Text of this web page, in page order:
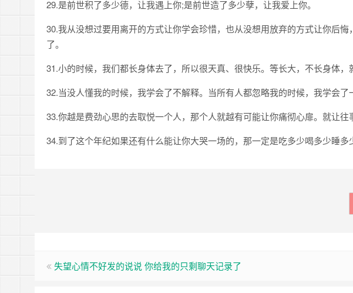
29.是前世积了多少德，让我遇上你;是前世造了多少孽，让我爱上你。
30.我从没想过要用离开的方式让你学会珍惜，也从没想用放弃的方式让你后
了。
31.小的时候，我们都长身体去了，所以很天真、很快乐。等长大，不长身体，
32.当没人懂我的时候，我学会了不解释。当所有人都忽略我的时候，我学会了
33.你越是费劲心思的去取悦一个人，那个人就越有可能让你痛彻心扉。就让往
34.到了这个年纪如果还有什么能让你大哭一场的，那一定是吃多少喝多少睡多
失望心情不好发的说说 你给我的只剩聊天记录了